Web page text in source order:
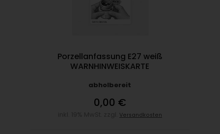
Porzellanfassung E27 weiß
WARNHINWEISKARTE
abholbereit
0,00 €
Versandkosten